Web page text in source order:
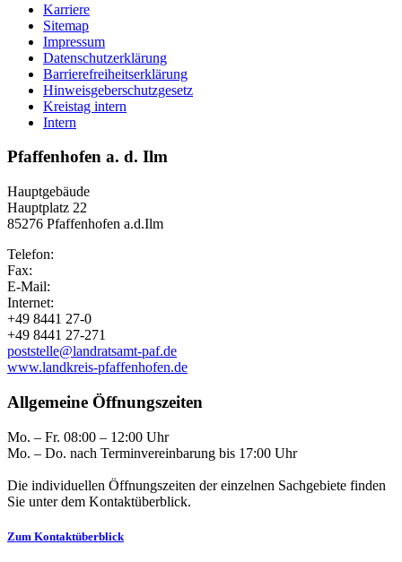
Karriere
Sitemap
Impressum
Datenschutzerklärung
Barrierefreiheitserklärung
Hinweisgeberschutzgesetz
Kreistag intern
Intern
Pfaffenhofen a. d. Ilm
Hauptgebäude
Hauptplatz 22
85276 Pfaffenhofen a.d.Ilm
Telefon:
Fax:
E-Mail:
Internet:
+49 8441 27-0
+49 8441 27-271
poststelle@landratsamt-paf.de
www.landkreis-pfaffenhofen.de
Allgemeine Öffnungszeiten
Mo. – Fr. 08:00 – 12:00 Uhr
Mo. – Do. nach Terminvereinbarung bis 17:00 Uhr
Die individuellen Öffnungszeiten der einzelnen Sachgebiete finden
Sie unter dem Kontaktüberblick.
Zum Kontaktüberblick